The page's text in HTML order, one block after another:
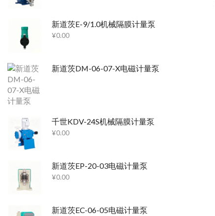
新道茨E-9/1.0机械隔膜计量泵
¥0.00
新道茨DM-06-07-X电磁计量泵
千世KDV-24S机械隔膜计量泵
¥0.00
新道茨EP-20-03电磁计量泵
¥0.00
新道茨EC-06-05电磁计量泵